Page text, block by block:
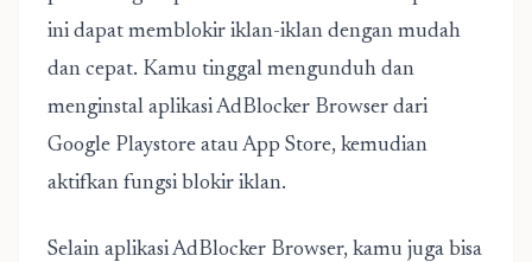
ini dapat memblokir iklan-iklan dengan mudah
dan cepat. Kamu tinggal mengunduh dan
menginstal aplikasi AdBlocker Browser dari
Google Playstore atau App Store, kemudian
aktifkan fungsi blokir iklan.
Selain aplikasi AdBlocker Browser, kamu juga bisa